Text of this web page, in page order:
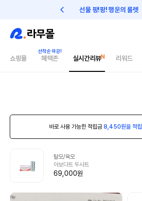
선물 팡!팡! 행운의 룰렛
쇼핑몰 혜택존 실시간리뷰 리워드
바로 사용 가능한 적립금 8,450원을 적립
탈모/육모
아보다트 두사트
69,000원